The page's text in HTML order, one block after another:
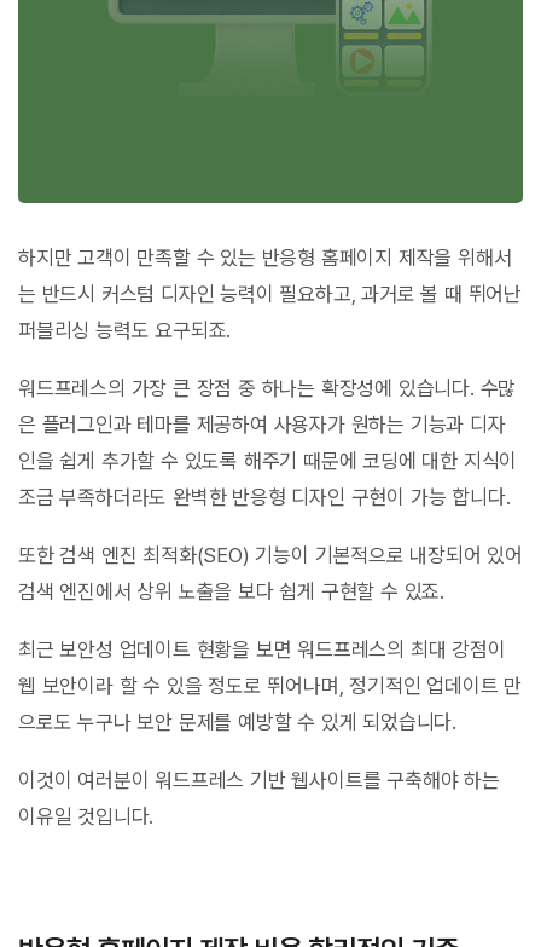
하지만 고객이 만족할 수 있는 반응형 홈페이지 제작을 위해서
는 반드시 커스텀 디자인 능력이 필요하고, 과거로 볼 때 뛰어난
퍼블리싱 능력도 요구되죠.
워드프레스의 가장 큰 장점 중 하나는 확장성에 있습니다. 수많
은 플러그인과 테마를 제공하여 사용자가 원하는 기능과 디자
인을 쉽게 추가할 수 있도록 해주기 때문에 코딩에 대한 지식이
조금 부족하더라도 완벽한 반응형 디자인 구현이 가능 합니다.
또한 검색 엔진 최적화(SEO) 기능이 기본적으로 내장되어 있어
검색 엔진에서 상위 노출을 보다 쉽게 구현할 수 있죠.
최근 보안성 업데이트 현황을 보면 워드프레스의 최대 강점이
웹 보안이라 할 수 있을 정도로 뛰어나며, 정기적인 업데이트 만
으로도 누구나 보안 문제를 예방할 수 있게 되었습니다.
이것이 여러분이 워드프레스 기반 웹사이트를 구축해야 하는
이유일 것입니다.